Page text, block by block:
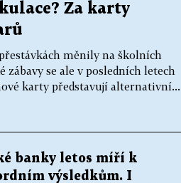
Za karty
měnily na školních
zábavy se ale v posledních letech
karty představují alternativní...
banky letos míří k
výsledkům. I